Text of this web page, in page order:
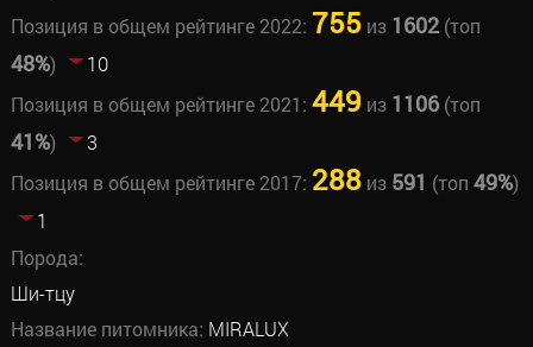
Позиция в общем рейтинге 2022: 755из 1602(топ
48%)
10
Позиция в общем рейтинге 2021: 449 из 1106(топ
41%)
3
Позиция в общем рейтинге 2017: 288из 591 (топ 49%)
1
Порода:
Ши-тцу
Название питомника: MIRALUX